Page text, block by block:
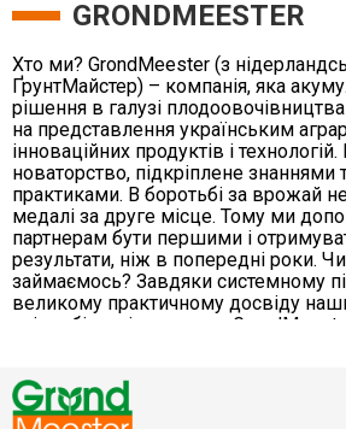
GRONDMEESTER
Хто ми? GrondMeester (з
ҐрунтМайстер) – компанія, яка
рішення в галузі плодоовочівництва
на представлення українським
інноваційних продуктів і
новаторство, підкріплене
практиками. В боротьбі за врожай
медалі за друге місце. Тому ми
партнерам бути першими і
результати, ніж в попередні роки.
займаємось? Завдяки системному
великому практичному досвіду
співробітників команда
профі – наші основні клієнти, вони
замовити товари з нестандартними